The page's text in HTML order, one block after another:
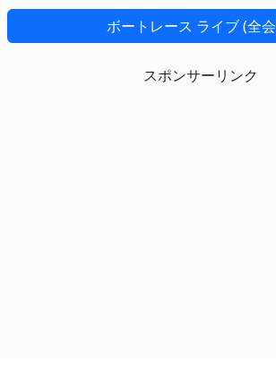
ボートレース ライブ (全
スポンサーリンク